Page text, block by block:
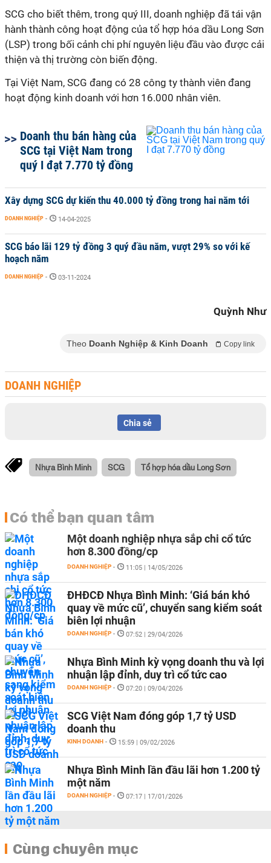
SCG cho biết thêm, trong quý III, doanh nghiệp đã tái vận
hành thành công hoạt động của tổ hợp hóa dầu Long Sơn
(LSP) trong bối cảnh chi phí nguyên liệu đầu vào được cải
thiện và thị trường còn biến động.
Tại Việt Nam, SCG đang có 28 công ty thành viên đang
hoạt động kinh doanh với hơn 16.000 nhân viên.
Doanh thu bán hàng của
SCG tại Việt Nam trong
quý I đạt 7.770 tỷ đồng
Xây dựng SCG dự kiến thu 40.000 tỷ đồng trong hai năm tới
DOANH NGHIỆP - 14-04-2025
SCG báo lãi 129 tỷ đồng 3 quý đầu năm, vượt 29% so với kế
hoạch năm
DOANH NGHIỆP - 03-11-2024
Quỳnh Như
Theo Doanh Nghiệp & Kinh Doanh Copy link
DOANH NGHIỆP
Chia sẻ
Nhựa Bình Minh SCG Tổ hợp hóa dầu Long Sơn
Có thể bạn quan tâm
Một doanh nghiệp nhựa sắp chi cổ tức
hơn 8.300 đồng/cp
DOANH NGHIỆP - 11:05 | 14/05/2026
ĐHĐCĐ Nhựa Bình Minh: ‘Giá bán khó
quay về mức cũ’, chuyển sang kiểm soát
biên lợi nhuận
DOANH NGHIỆP - 07:52 | 29/04/2026
Nhựa Bình Minh kỳ vọng doanh thu và lợi
nhuận lập đỉnh, duy trì cổ tức cao
DOANH NGHIỆP - 07:20 | 09/04/2026
SCG Việt Nam đóng góp 1,7 tỷ USD
doanh thu
KINH DOANH - 15:59 | 09/02/2026
Nhựa Bình Minh lần đầu lãi hơn 1.200 tỷ
một năm
DOANH NGHIỆP - 07:17 | 17/01/2026
Cùng chuyên mục